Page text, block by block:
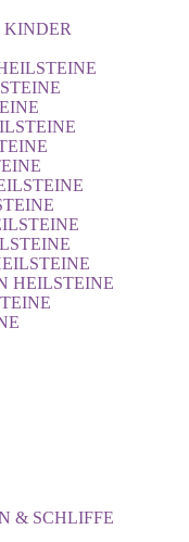
KINDER
HEILSTEINE
& SCHLIFFE